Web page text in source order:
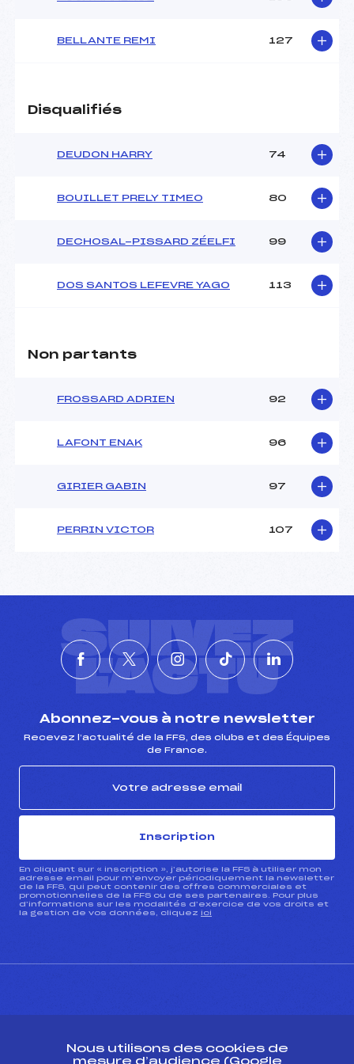
123.2900
Catégorie :
U16
BELLANTE REMI 127
Disqualifiés
DEUDON HARRY 74
BOUILLET PRELY TIMEO 80
DECHOSAL-PISSARD ZÉELFI 99
DOS SANTOS LEFEVRE YAGO 113
Non partants
FROSSARD ADRIEN 92
LAFONT ENAK 96
GIRIER GABIN 97
PERRIN VICTOR 107
SUIVEZ
L'ACTU
Abonnez-vous à notre newsletter
Recevez l’actualité de la FFS, des clubs et des Équipes
de France.
Inscription
En cliquant sur « inscription », j’autorise la FFS à utiliser mon
adresse email pour m’envoyer périodiquement la newsletter
de la FFS, qui peut contenir des offres commerciales et
promotionnelles de la FFS ou de ses partenaires. Pour plus
d’informations sur les modalités d’exercice de vos droits et
la gestion de vos données, cliquez ici
Nous utilisons des cookies de
mesure d’audience (Google